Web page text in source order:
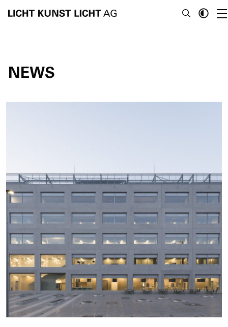
Awards
Bücher
Jobs
EN
NEWS